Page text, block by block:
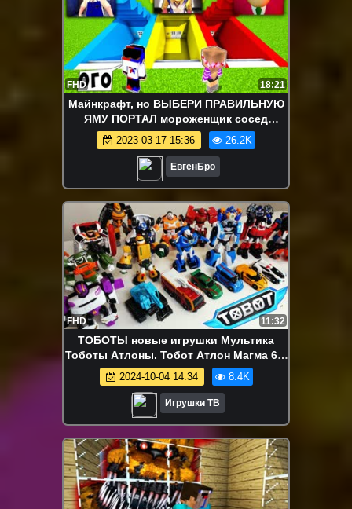
FHD 18:21
Майнкрафт, но ВЫБЕРИ ПРАВИЛЬНУЮ
ЯМУ ПОРТАЛ мороженщик сосед
училка мисс ти девушка ВИДЕО
MINECRAFT
2023-03-17 15:36 26.2K
ЕвгенБро
FHD 11:32
ТОБОТЫ новые игрушки Мультика
Тоботы Атлоны. Тобот Атлон Магма 6 и
машинки-трансформеры. Tobot X Y Z
2024-10-04 14:34 8.4K
Игрушки ТВ